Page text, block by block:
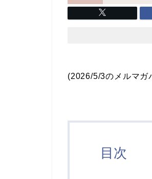
(2026/5/3のメルマガ
目次